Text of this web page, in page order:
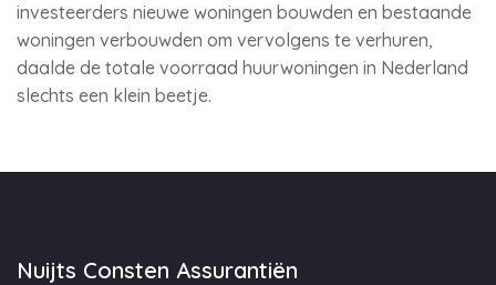
investeerders nieuwe woningen bouwden en bestaande
woningen verbouwden om vervolgens te verhuren,
daalde de totale voorraad huurwoningen in Nederland
slechts een klein beetje.
Nuijts Consten Assurantiën